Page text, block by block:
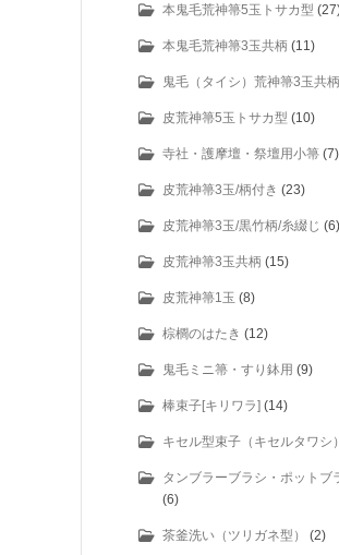
本鬼毛荒神箒5玉トサカ型
本鬼毛荒神箒3玉共柄 (11)
鬼毛（タイシ）荒神箒3玉共柄
皮荒神箒5玉トサカ型 (10)
寺社・護摩壇・祭壇用小箒 (7)
皮荒神箒3玉/柄付き (23)
皮荒神箒3玉/黒竹柄/糸綴じ (6)
皮荒神箒3玉共柄 (15)
皮荒神箒1玉 (8)
棕櫚のはたき (12)
鬼毛ミニ箒・すり鉢用 (9)
棒束子[キリワラ] (14)
キセル型束子（キセルタワシ）
タンブラーブラシ・ポットブ
(6)
茶釜洗い（ツリガネ型） (2)